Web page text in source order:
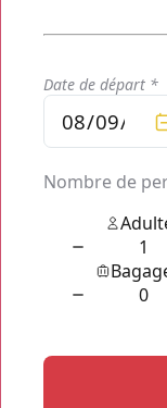
une
La réservation
instant, pourquoi se
OdyscabTaxi Moto
semble du matin
Concernant le
Taxi Moto Gare
capacités